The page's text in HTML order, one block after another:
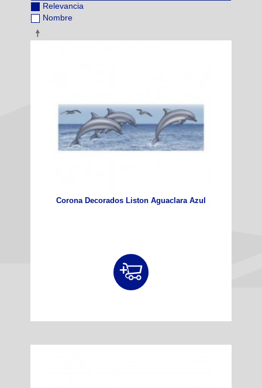
Relevancia
Nombre
Corona Decorados Liston Aguaclara Azul